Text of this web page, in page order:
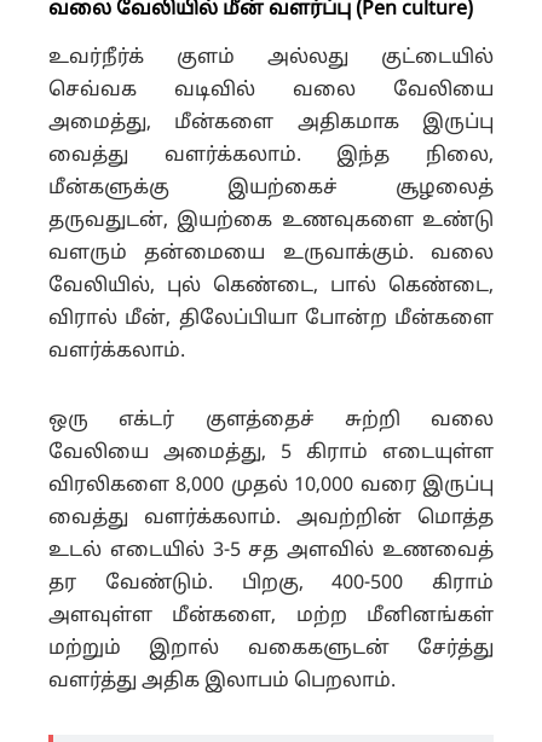
வலை வேலியில் மீன் வளர்ப்பு (Pen culture)
உவர்நீர்க் குளம் அல்லது குட்டையில்
செவ்வக வடிவில் வலை வேலியை
அமைத்து, மீன்களை அதிகமாக இருப்பு
வைத்து வளர்க்கலாம். இந்த நிலை,
மீன்களுக்கு இயற்கைச் சூழலைத்
தருவதுடன், இயற்கை உணவுகளை உண்டு
வளரும் தன்மையை உருவாக்கும். வலை
வேலியில், புல் கெண்டை, பால் கெண்டை,
விரால் மீன், திலேப்பியா போன்ற மீன்களை
வளர்க்கலாம்.
ஒரு எக்டர் குளத்தைச் சுற்றி வலை
வேலியை அமைத்து, 5 கிராம் எடையுள்ள
விரலிகளை 8,000 முதல் 10,000 வரை இருப்பு
வைத்து வளர்க்கலாம். அவற்றின் மொத்த
உடல் எடையில் 3-5 சத அளவில் உணவைத்
தர வேண்டும். பிறகு, 400-500 கிராம்
அளவுள்ள மீன்களை, மற்ற மீனினங்கள்
மற்றும் இறால் வகைகளுடன் சேர்த்து
வளர்த்து அதிக இலாபம் பெறலாம்.